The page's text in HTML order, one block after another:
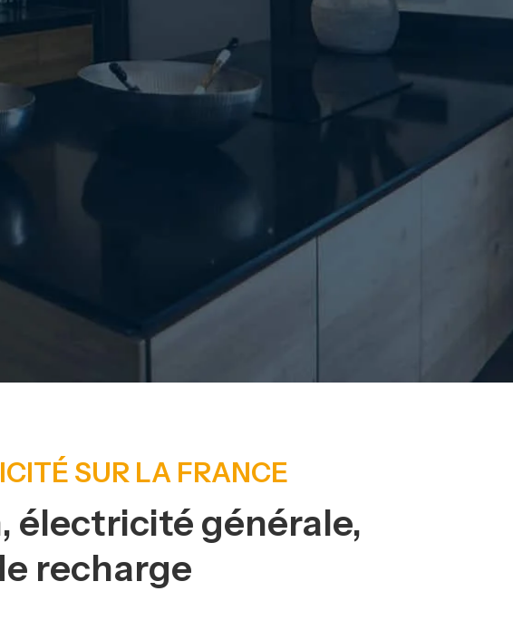
SUR LA FRANCE
électricité générale,
recharge